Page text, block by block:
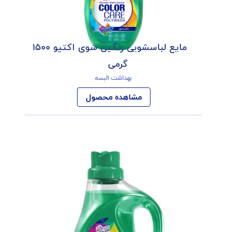
مایع لباسشویی رنگین شوی اکتیو ۱۵۰۰
گرمی
بهداشت البسه
مشاهده محصول